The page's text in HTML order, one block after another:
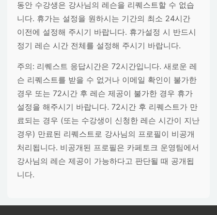
동안 수강생은 강사님의 레슨을 리퀘스트할 수 없습
니다. 휴가는 설정을 원하시는 기간의 최소 24시간
이전에 설정해 주시기 바랍니다. 휴가설정 시 반드시
정기 레슨 시간 전체를 설정해 주시기 바랍니다.
주의: 리퀘스트 응답시간은 72시간입니다. 새로운 레
슨 리퀘스트를 받을 수 없거나 이메일 확인이 불가한
경우 또는 72시간 후 레슨 제공이 불가한 경우 휴가
설정을 해주시기 바랍니다. 72시간 후 리퀘스트가 만
료되는 경우 (또는 수강생이 신청한 레슨 시간이 지난
경우) 만료된 리퀘스트로 강사님의 프로필이 비공개
처리됩니다. 비공개된 프로필은 카페토크 운영팀에서
강사님의 레슨 제공이 가능하다고 판단될 때 공개됩
니다.